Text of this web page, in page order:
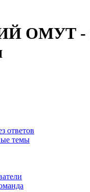
ОМУТ -
ответов
темы